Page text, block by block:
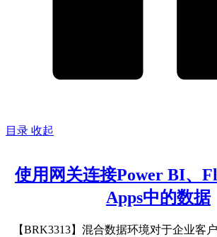
目录 收起
使用网关连接Power BI、
Apps中的数据
【BRK3313】混合数据环境对于企业客